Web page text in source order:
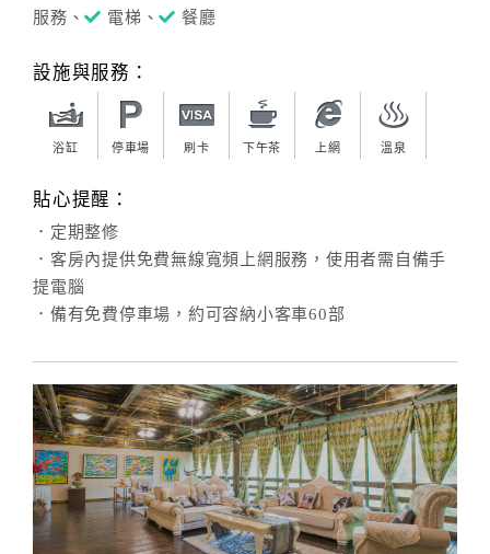
詢
訂
Q&A
訂
房
請
款
收
據
合
服務、
電梯、 餐廳
設施與服務：
浴缸 停車場 刷卡 下午茶 上網 溫泉
貼心提醒：
．定期整修
．客房內提供免費無線寬頻上網服務，使用者需自備手
提電腦
．備有免費停車場，約可容納小客車60部